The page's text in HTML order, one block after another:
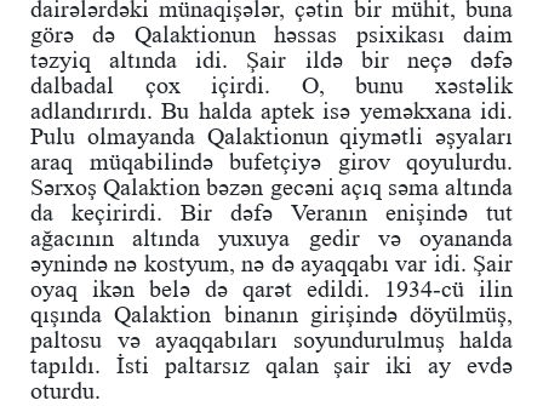
dairələrdəki münaqişələr, çətin bir mühit, buna
görə də Qalaktionun həssas psixikası daim
təzyiq altında idi. Şair ildə bir neçə dəfə
dalbadal çox içirdi. O, bunu xəstəlik
adlandırırdı. Bu halda aptek isə yeməkxana idi.
Pulu olmayanda Qalaktionun qiymətli əşyaları
araq müqabilində bufetçiyə girov qoyulurdu.
Sərxoş Qalaktion bəzən gecəni açıq səma altında
da keçirirdi. Bir dəfə Veranın enişində tut
ağacının altında yuxuya gedir və oyananda
əynində nə kostyum, nə də ayaqqabı var idi. Şair
oyaq ikən belə də qarət edildi. 1934-cü ilin
qışında Qalaktion binanın girişində döyülmüş,
paltosu və ayaqqabıları soyundurulmuş halda
tapıldı. İsti paltarsız qalan şair iki ay evdə
oturdu.